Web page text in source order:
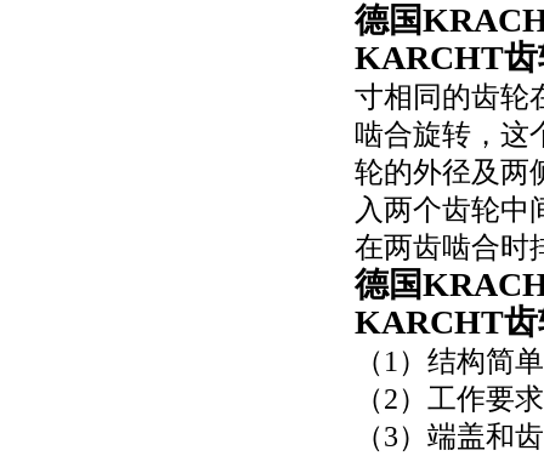
德国
KARCHT齿
寸相同的齿轮
啮合旋转，这
轮的外径及两
入两个齿轮中
在两齿啮合时
德国
KARCHT齿
（1）结构简
（2）工作要
（3）端盖和